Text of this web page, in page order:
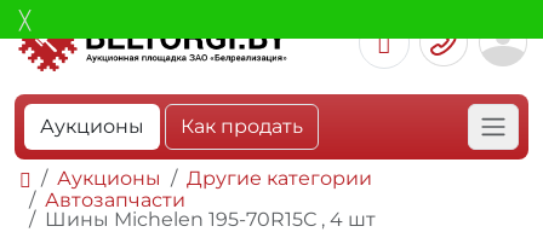
Аукционы Как продать
Аукционы
Другие категории
Автозапчасти
Шины Michelen 195-70R15С , 4 шт